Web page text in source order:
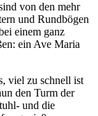
von den mehr
und Rundbögen
einem ganz
ein Ave Maria
viel zu schnell ist
den Turm der
und die